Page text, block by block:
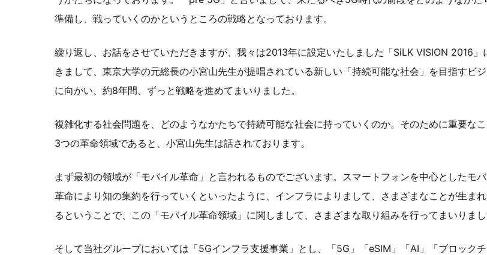
準備し、戦っていくのかというところの戦略となっております。
繰り返し、お話をさせていただきますが、我々は2013年に設定いたしました「SiLK VISION 2016」
きまして、東京大学の元総長の小宮山先生が提唱されている新しい「持続可能な社会」を目指すビ
に向かい、約8年間、ずっと戦略を進めてまいりました。
複雑化する社会問題を、どのようなかたちで持続可能な社会に持っていくのか。そのために重要な
3つの革命領域であると、小宮山先生は話されております。
まず最初の領域が「モバイル革命」と言われるものでございます。スマートフォンを中心としたモ
革命により知の集約を行っていくといったように、インフラによりまして、さまざまなことが生まれ
るということで、この「モバイル革命領域」に関しまして、さまざまな取り組みを行ってまいりまし
そして当社グループにおいては「5Gインフラ支援事業」とし、「5G」「eSIM」「AI」「ブロック